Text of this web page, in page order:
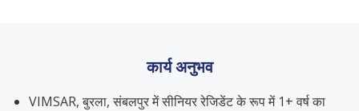
कार्य अनुभव
VIMSAR, बुरला, संबलपुर में सीनियर रेजिडेंट के रूप में 1+ वर्ष का